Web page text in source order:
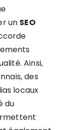
un SEO
Ainsi,
des
locaux
du